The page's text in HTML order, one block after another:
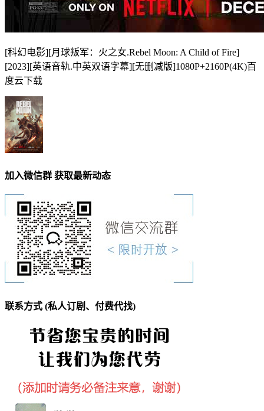
[科幻电影][月球叛军：火之女.Rebel Moon: A Child of Fire]
[2023][英语音轨.中英双语字幕][无删减版]1080P+2160P(4K)百
度云下载
加入微信群 获取最新动态
联系方式 (私人订剧、付费代找)